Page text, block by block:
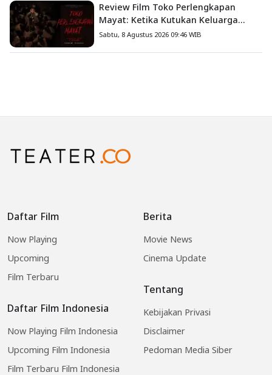
Review Film Toko Perlengkapan
Mayat: Ketika Kutukan Keluarga
Menjadi Sumber Teror yang
Sabtu, 8 Agustus 2026 09:46 WIB
Daftar Film
Now Playing
Upcoming
Film Terbaru
Daftar Film Indonesia
Now Playing Film Indonesia
Upcoming Film Indonesia
Film Terbaru Film Indonesia
Berita
Movie News
Cinema Update
Tentang
Kebijakan Privasi
Disclaimer
Pedoman Media Siber